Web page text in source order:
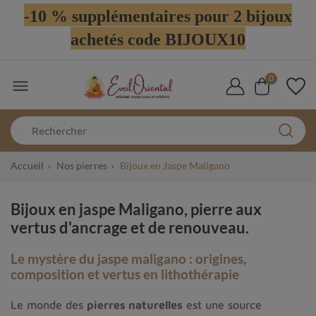
-10 % supplémentaires pour 2 bijoux
achetés code BIJOUX10
 0
Accueil Nos pierres Bijoux en Jaspe Maligano
Bijoux en jaspe Maligano, pierre aux
vertus d'ancrage et de renouveau.
Le mystère du jaspe maligano : origines,
composition et vertus en lithothérapie
Le monde des pierres naturelles est une source